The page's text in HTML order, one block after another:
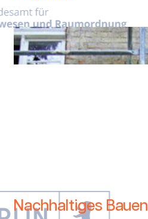
Nachhaltiges Bauen